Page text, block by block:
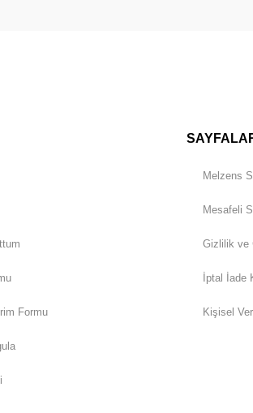
Formu
Melzens
Mesafeli
Gizlilik ve
İptal İade
Kişisel